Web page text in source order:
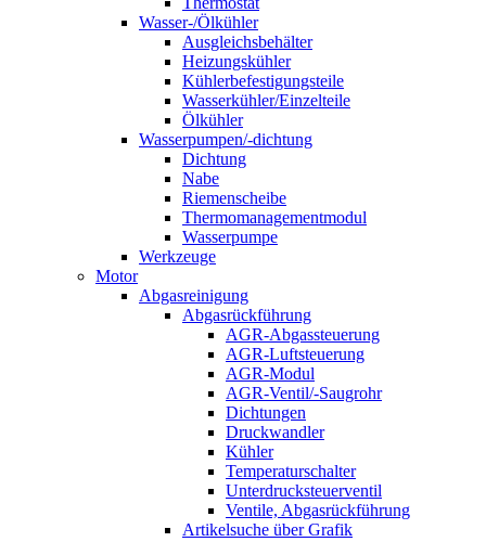
Wasser-/Ölkühler
Ausgleichsbehälter
Heizungskühler
Kühlerbefestigungsteile
Wasserkühler/Einzelteile
Ölkühler
Wasserpumpen/-dichtung
Dichtung
Nabe
Riemenscheibe
Thermomanagementmodul
Wasserpumpe
Werkzeuge
Motor
Abgasreinigung
Abgasrückführung
AGR-Abgassteuerung
AGR-Luftsteuerung
AGR-Modul
AGR-Ventil/-Saugrohr
Dichtungen
Druckwandler
Kühler
Temperaturschalter
Unterdrucksteuerventil
Ventile, Abgasrückführung
Artikelsuche über Grafik